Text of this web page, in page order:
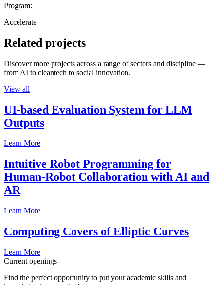
Program:
Accelerate
Related projects
Discover more projects across a range of sectors and discipline —
from AI to cleantech to social innovation.
View all
UI-based Evaluation System for LLM
Outputs
Learn More
Intuitive Robot Programming for
Human-Robot Collaboration with AI and
AR
Learn More
Computing Covers of Elliptic Curves
Learn More
Current openings
Find the perfect opportunity to put your academic skills and